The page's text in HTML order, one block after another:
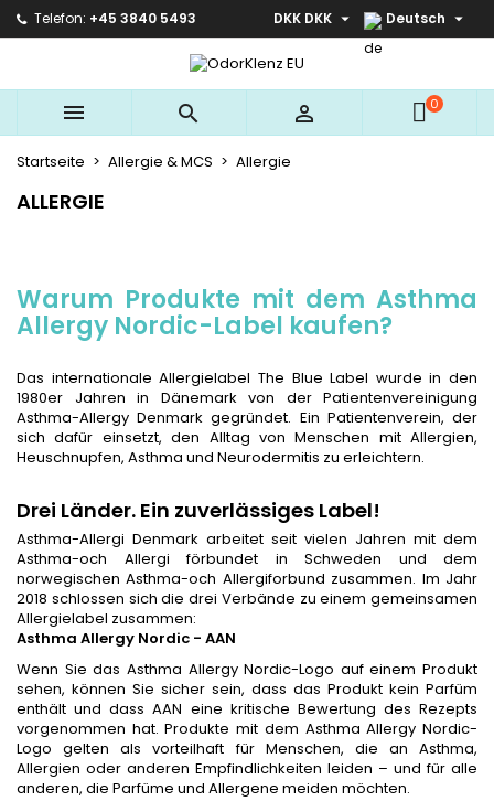
Telefon: +45 3840 5493 Deutsch 
DKK DKK 
   0
Startseite Allergie & MCS Allergie
ALLERGIE
Warum Produkte mit dem Asthma
Allergy Nordic-Label kaufen?
Das internationale Allergielabel The Blue Label wurde in den
1980er Jahren in Dänemark von der Patientenvereinigung
Asthma-Allergy Denmark gegründet. Ein Patientenverein, der
sich dafür einsetzt, den Alltag von Menschen mit Allergien,
Heuschnupfen, Asthma und Neurodermitis zu erleichtern.
Drei Länder. Ein zuverlässiges Label!
Asthma-Allergi Denmark arbeitet seit vielen Jahren mit dem
Asthma-och Allergi förbundet in Schweden und dem
norwegischen Asthma-och Allergiforbund zusammen. Im Jahr
2018 schlossen sich die drei Verbände zu einem gemeinsamen
Allergielabel zusammen:
Asthma Allergy Nordic - AAN
Wenn Sie das Asthma Allergy Nordic-Logo auf einem Produkt
sehen, können Sie sicher sein, dass das Produkt kein Parfüm
enthält und dass AAN eine kritische Bewertung des Rezepts
vorgenommen hat. Produkte mit dem Asthma Allergy Nordic-
Logo gelten als vorteilhaft für Menschen, die an Asthma,
Allergien oder anderen Empfindlichkeiten leiden – und für alle
anderen, die Parfüme und Allergene meiden möchten.
Ihre Wunschlisten ×
add_circle_outline Create new list
((modalTitle)) ×
((confirmMessage))
((cancelText)) ((modalDeleteText))
Wunschliste erstellen ×
Name der Wunschliste
Anmelden ×
Sie müssen angemeldet sein, um Artikel Ihrer
Wunschliste hinzufügen zu können.